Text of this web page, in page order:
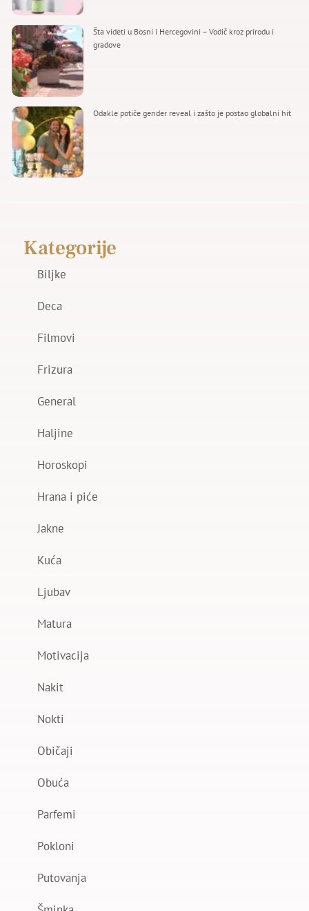
Šta videti u Bosni i Hercegovini – Vodič kroz prirodu i
gradove
Odakle potiče gender reveal i zašto je postao globalni hit
Kategorije
Biljke
Deca
Filmovi
Frizura
General
Haljine
Horoskopi
Hrana i piće
Jakne
Kuća
Ljubav
Matura
Motivacija
Nakit
Nokti
Običaji
Obuća
Parfemi
Pokloni
Putovanja